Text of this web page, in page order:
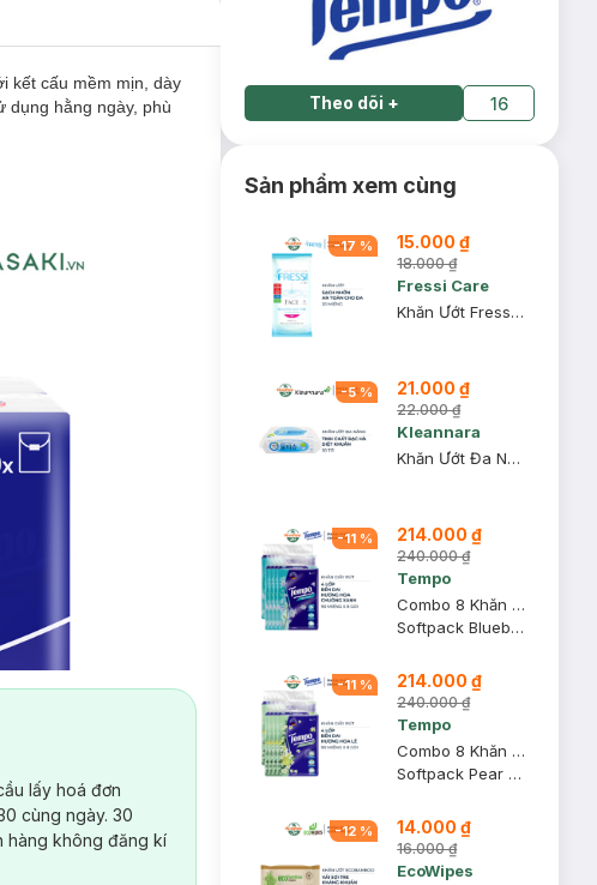
kết cấu mềm mịn, dày
dụng hằng ngày, phù
lấy hoá đơn
cùng ngày. 30
hàng không đăng kí
Theo dõi + 16
Sản phẩm xem cùng
-17 % 15.000 ₫
18.000 ₫
Fressi Care
Khăn Ướt Fressi Face Sạch Nhờn An Toàn Cho Da 20 Miếng/ Gói
-5% 21.000 ₫
22.000 ₫
Kleannara
Khăn Ướt Đa Năng Kleannara Tinh Chất Bạc Hà 30 Tờ
-11 % 214.000 ₫
240.000 ₫
Tempo
Combo 8 Khăn Giấy Rút Tempo Hương Hoa Chuông Xanh 4 Lớp 90 Miếng/Gói
Softpack Bluebell
-11 % 214.000 ₫
240.000 ₫
Tempo
Combo 8 Khăn Giấy Rút Tempo Hương Hoa Lê 4 Lớp 90 Miếng/Gói
Softpack Pear Blossom
-12 % 14.000 ₫
16.000 ₫
EcoWipes